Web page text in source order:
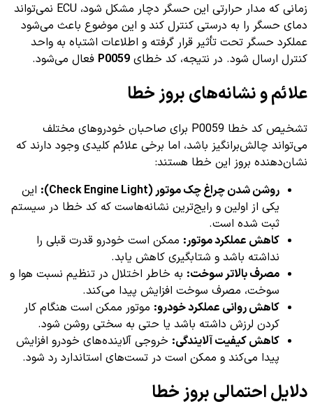
زمانی که مدار حرارتی این حسگر دچار مشکل شود، ECU نمی‌تواند
دمای حسگر را به درستی کنترل کند و این موضوع باعث می‌شود
عملکرد حسگر تحت تأثیر قرار گرفته و اطلاعات اشتباه به واحد
کنترل ارسال شود. در نتیجه، کد خطای P0059 فعال می‌شود.
علائم و نشانه‌های بروز خطا
تشخیص کد خطا P0059 برای صاحبان خودروهای مختلف
می‌تواند چالش‌برانگیز باشد، اما برخی علائم کلیدی وجود دارند که
نشان‌دهنده بروز این خطا هستند:
روشن شدن چراغ چک موتور (Check Engine Light):
این
یکی از اولین و رایج‌ترین نشانه‌هاست که کد خطا در سیستم
ثبت شده است.
کاهش عملکرد موتور: ممکن است خودرو قدرت قبلی را
نداشته باشد و شتابگیری کاهش یابد.
مصرف بالاتر سوخت: به خاطر اختلال در تنظیم نسبت هوا و
سوخت، مصرف سوخت افزایش پیدا می‌کند.
کاهش روانی عملکرد خودرو: موتور ممکن است هنگام کار
کردن لرزش داشته باشد یا حتی به سختی روشن شود.
کاهش کیفیت آلایندگی: خروجی آلاینده‌های خودرو افزایش
پیدا می‌کند و ممکن است در تست‌های استاندارد رد شود.
دلایل احتمالی بروز خطا